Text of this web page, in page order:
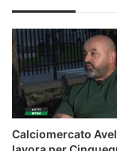
Calciomercato